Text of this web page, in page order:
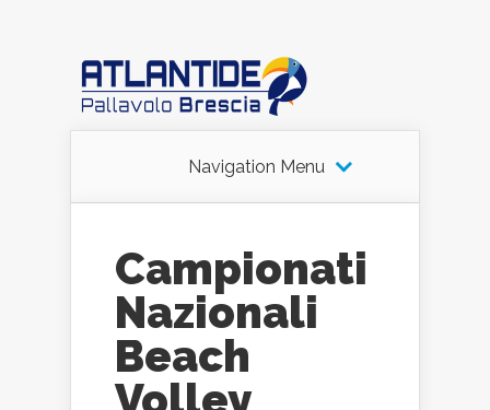
Navigation Menu
Campionati
Nazionali
Beach
Volley